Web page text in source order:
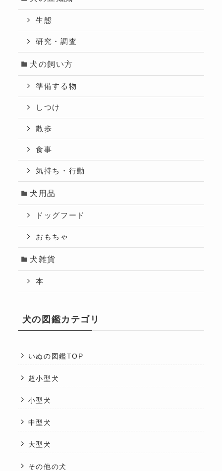
生態
研究・調査
犬の飼い方
準備する物
しつけ
散歩
食事
気持ち・行動
犬用品
ドッグフード
おもちゃ
犬雑貨
本
犬の図鑑カテゴリ
いぬの図鑑TOP
超小型犬
小型犬
中型犬
大型犬
その他の犬